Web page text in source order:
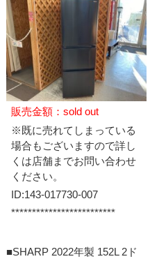
販売金額：sold out
※既に売れてしまっている
場合もございますので詳し
くは店舗までお問い合わせ
ください。
ID:143-017730-007
*************************
■SHARP 2022年製 152L 2ド